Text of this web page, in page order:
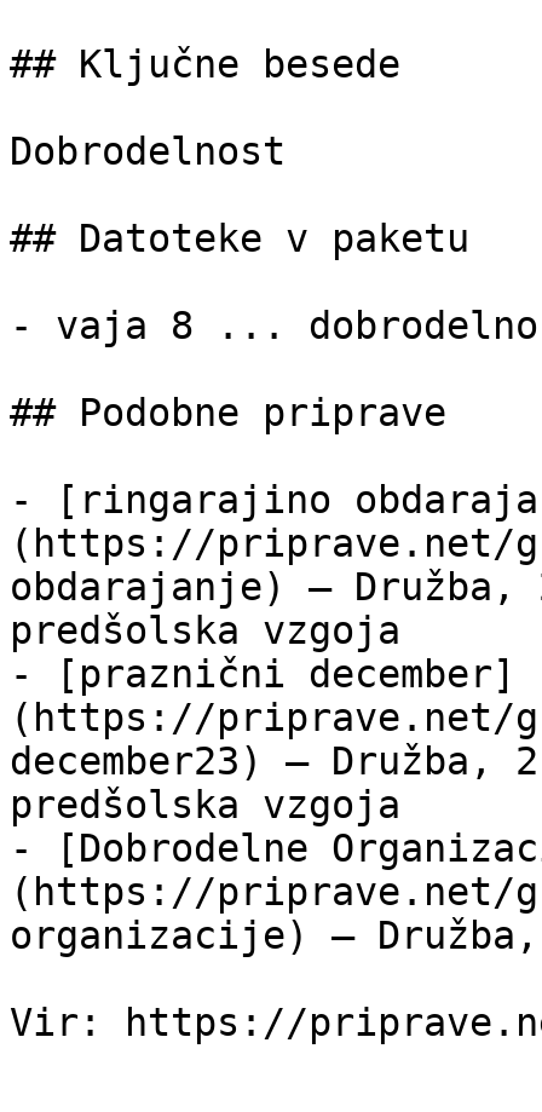
## Ključne besede
Dobrodelnost
## Datoteke v paketu
- vaja 8 ...
## Podobne priprave
- [ringarajino
(https://priprave.net/
obdarajanje) —
predšolska vzgoja
- [praznični december]
(https://priprave.net/
december23) —
predšolska vzgoja
- [Dobrodelne
(https://priprave.net/
organizacije) —